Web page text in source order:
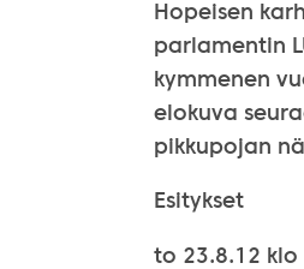
Hopeisen
parlamentin
kymmenen
elokuva
pikkupojan
Esitykset
to 23.8.12 klo